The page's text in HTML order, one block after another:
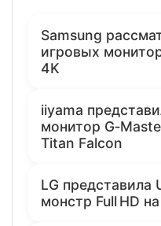
Samsung
игровых
4K
iiyama
монитор
Titan Falcon
LG представила
монстр Full HD